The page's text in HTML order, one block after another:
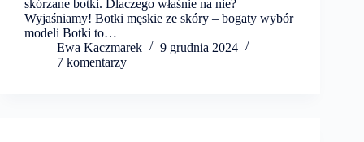
skórzane botki. Dlaczego właśnie na nie?
Wyjaśniamy! Botki męskie ze skóry – bogaty wybór
modeli Botki to…
Ewa Kaczmarek
9 grudnia 2024
7 komentarzy